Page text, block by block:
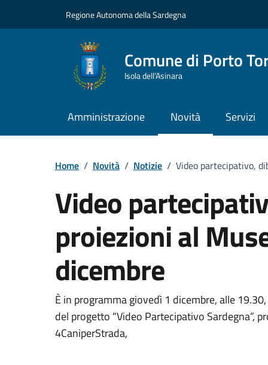
Regione Autonoma della Sardegna
Comune di Porto
Isola dell’Asinara
Amministrazione Novità Servizi
Home / Novità / Notizie / Video partecipativo,
Video
proiezioni al
dicembre
Dettagli della notizia
È in programma giovedì 1 dicembre, alle
del progetto “Video Partecipativo Sardegna”,
4CaniperStrada,